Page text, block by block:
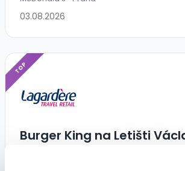
03.08.2026
TOP
Burger King na Letišti
Havla hledá posily! na